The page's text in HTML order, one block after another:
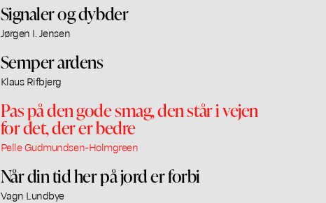
Signaler og dybder
Jørgen I. Jensen
Semper ardens
Klaus Rifbjerg
Pas på den gode smag, den står i vejen
for det, der er bedre
Pelle Gudmundsen-Holmgreen
Når din tid her på jord er forbi
Vagn Lundbye